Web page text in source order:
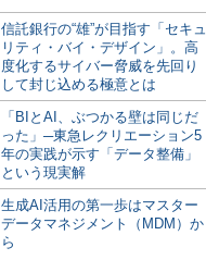
信託銀行の“雄”が目指す「セキュ
リティ・バイ・デザイン」。高
度化するサイバー脅威を先回り
して封じ込める極意とは
「BIとAI、ぶつかる壁は同じだ
った」─東急レクリエーション5
年の実践が示す「データ整備」
という現実解
生成AI活用の第一歩はマスター
データマネジメント（MDM）か
ら